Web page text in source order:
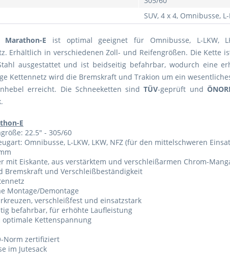
SUV, 4 x 4, Omnibusse,
Marathon-E ist optimal geeignet für Omnibusse, L-LKW,
Erhältlich in verschiedenen Zoll- und Reifengrößen. Die Kette
ausgestattet und ist beidseitig befahrbar, wodurch eine
Kettennetz wird die Bremskraft und Trakion um ein
erreicht. Die Schneeketten sindTÜV-geprüft und
E
22.5" - 305/60
Omnibusse, L-LKW, LKW, NFZ (für den mittelschweren
mit Eiskante, aus verstärktem und verschleißarmen Chrom-
Bremskraft und Verschleißbeständigkeit
Montage/Demontage
verschleißfest und einsatzstark
befahrbar, für erhöhte Laufleistung
optimale Kettenspannung
Norm zertifiziert
im Jutesack